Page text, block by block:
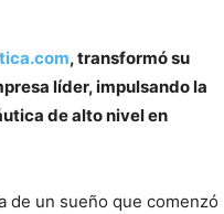
, transformó su
líder, impulsando la
de alto nivel en
de un sueño que comenzó